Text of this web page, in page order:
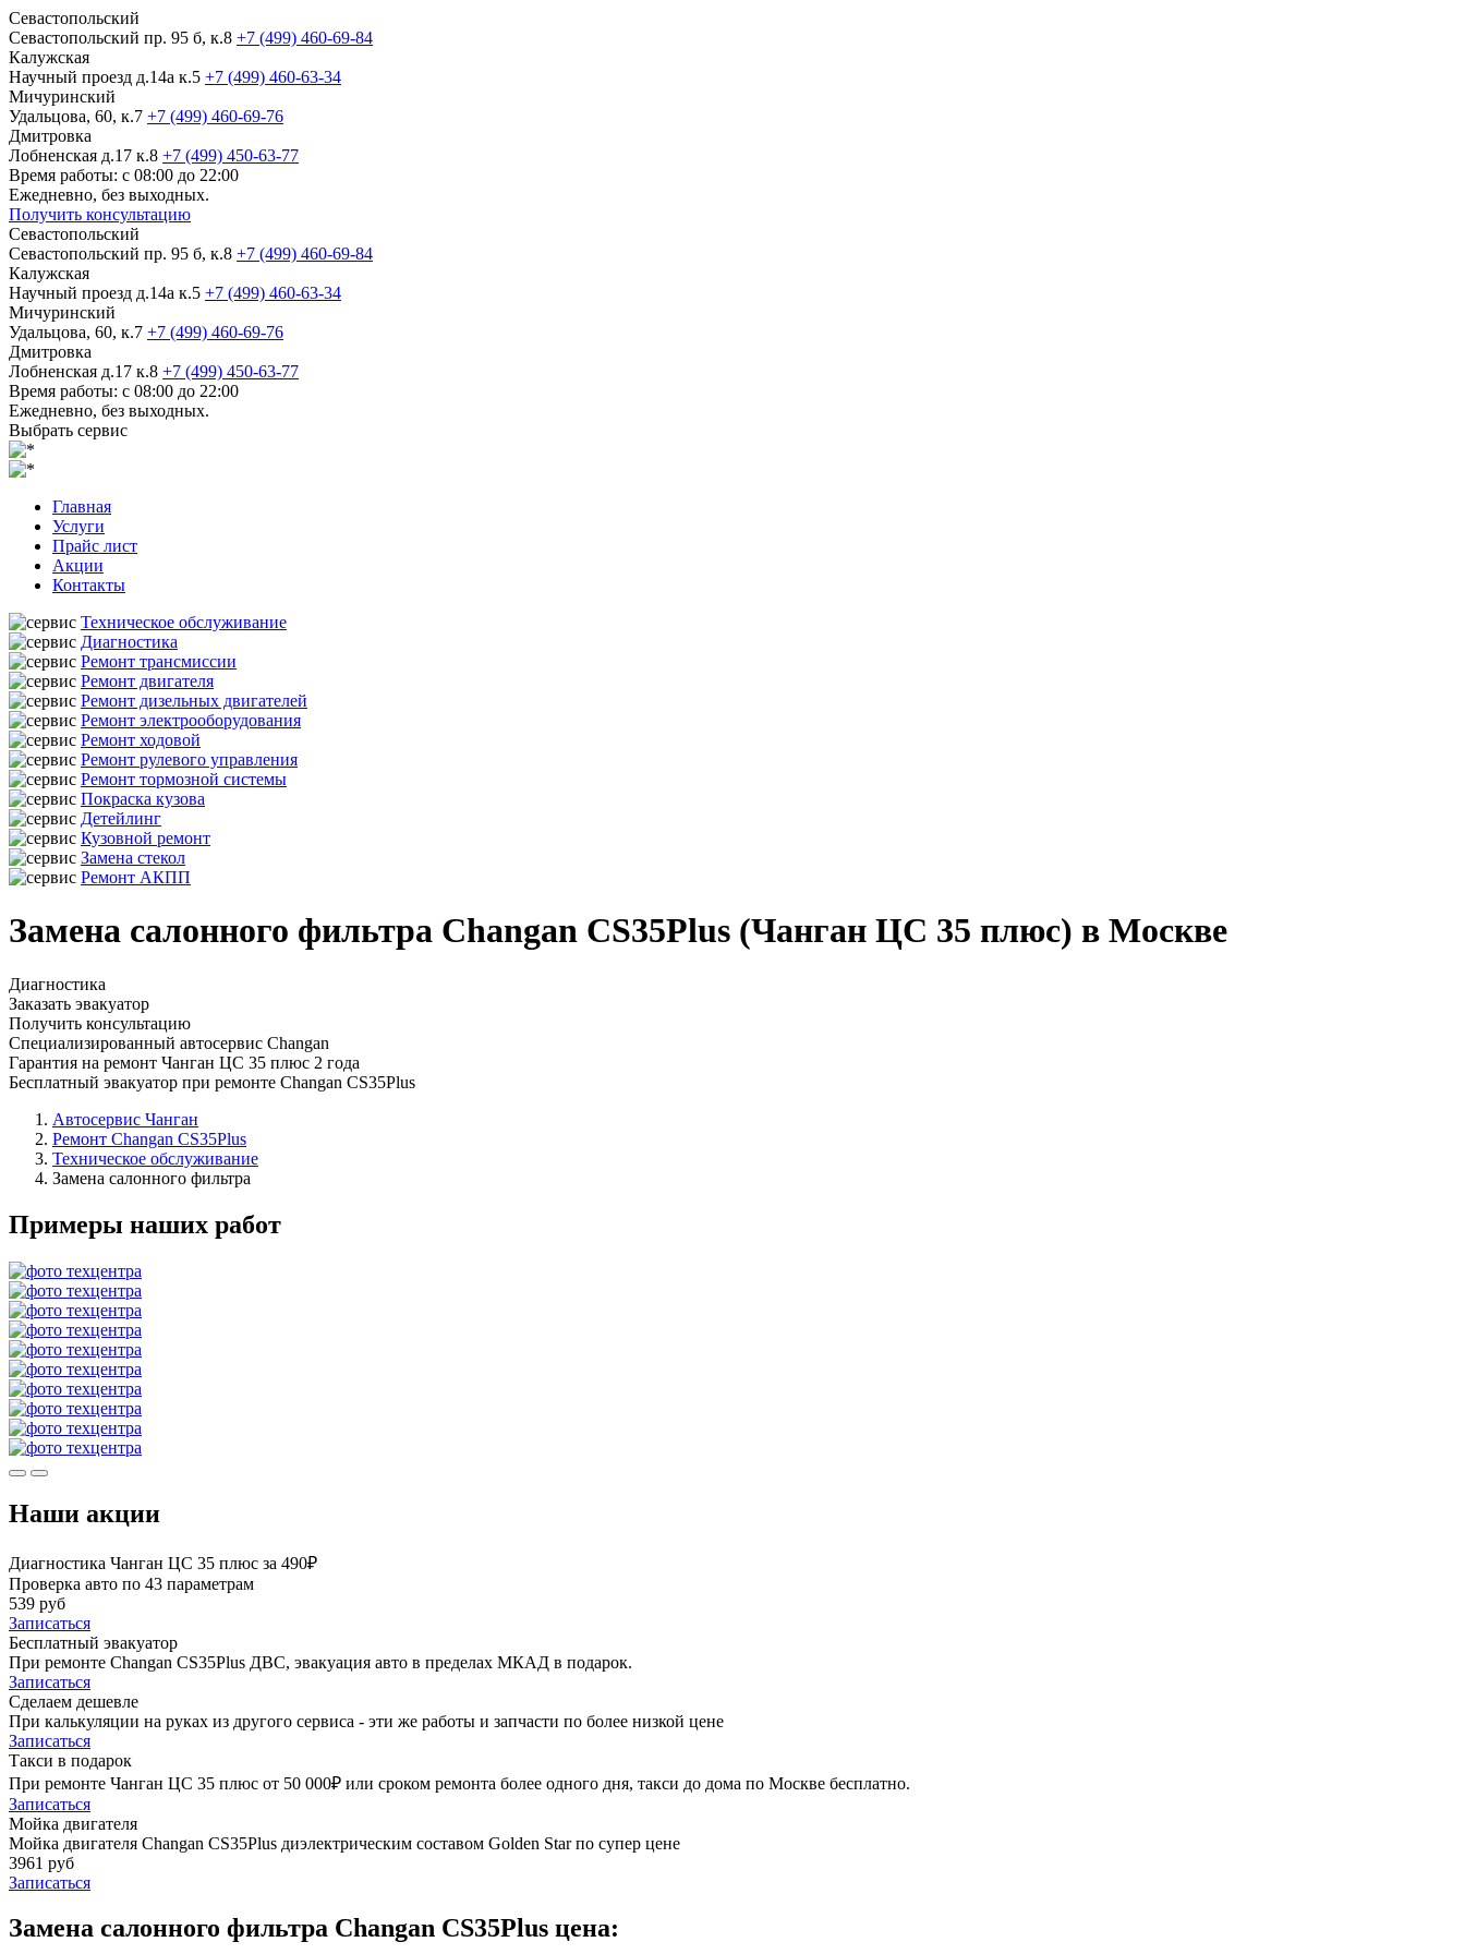
Севастопольский
Севастопольский пр. 95 б, к.8 +7 (499) 460-69-84
Калужская
Научный проезд д.14а к.5 +7 (499) 460-63-34
Мичуринский
Удальцова, 60, к.7 +7 (499) 460-69-76
Дмитровка
Лобненская д.17 к.8 +7 (499) 450-63-77
Время работы: с 08:00 до 22:00
Ежедневно, без выходных.
Получить консультацию
Севастопольский
Севастопольский пр. 95 б, к.8 +7 (499) 460-69-84
Калужская
Научный проезд д.14а к.5 +7 (499) 460-63-34
Мичуринский
Удальцова, 60, к.7 +7 (499) 460-69-76
Дмитровка
Лобненская д.17 к.8 +7 (499) 450-63-77
Время работы: с 08:00 до 22:00
Ежедневно, без выходных.
Выбрать сервис
Главная
Услуги
Прайс лист
Акции
Контакты
Техническое обслуживание
Диагностика
Ремонт трансмиссии
Ремонт двигателя
Ремонт дизельных двигателей
Ремонт электрооборудования
Ремонт ходовой
Ремонт рулевого управления
Ремонт тормозной системы
Покраска кузова
Детейлинг
Кузовной ремонт
Замена стекол
Ремонт АКПП
Замена салонного фильтра Changan CS35Plus (Чанган ЦС 35 плюс) в Москве
Диагностика
Заказать эвакуатор
Получить консультацию
Специализированный автосервис Changan
Гарантия на ремонт Чанган ЦС 35 плюс 2 года
Бесплатный эвакуатор при ремонте Changan CS35Plus
Автосервис Чанган
Ремонт Changan CS35Plus
Техническое обслуживание
Замена салонного фильтра
Примеры наших работ
Наши акции
Диагностика Чанган ЦС 35 плюс за 490₽
Проверка авто по 43 параметрам
539 руб
Записаться
Бесплатный эвакуатор
При ремонте Changan CS35Plus ДВС, эвакуация авто в пределах МКАД в подарок.
Записаться
Сделаем дешевле
При калькуляции на руках из другого сервиса - эти же работы и запчасти по более низкой цене
Записаться
Такси в подарок
При ремонте Чанган ЦС 35 плюс от 50 000₽ или сроком ремонта более одного дня, такси до дома по Москве бесплатно.
Записаться
Мойка двигателя
Мойка двигателя Changan CS35Plus диэлектрическим составом Golden Star по супер цене
3961 руб
Записаться
Замена салонного фильтра Changan CS35Plus цена: